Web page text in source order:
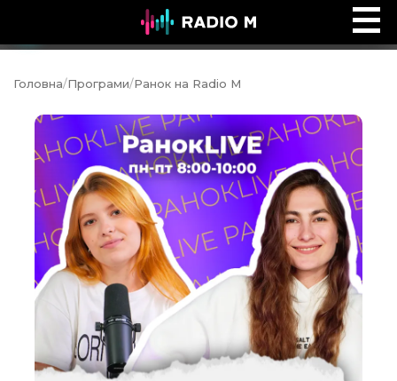
Біблійний погляд
Головна/Програми/Ранок на Radio M